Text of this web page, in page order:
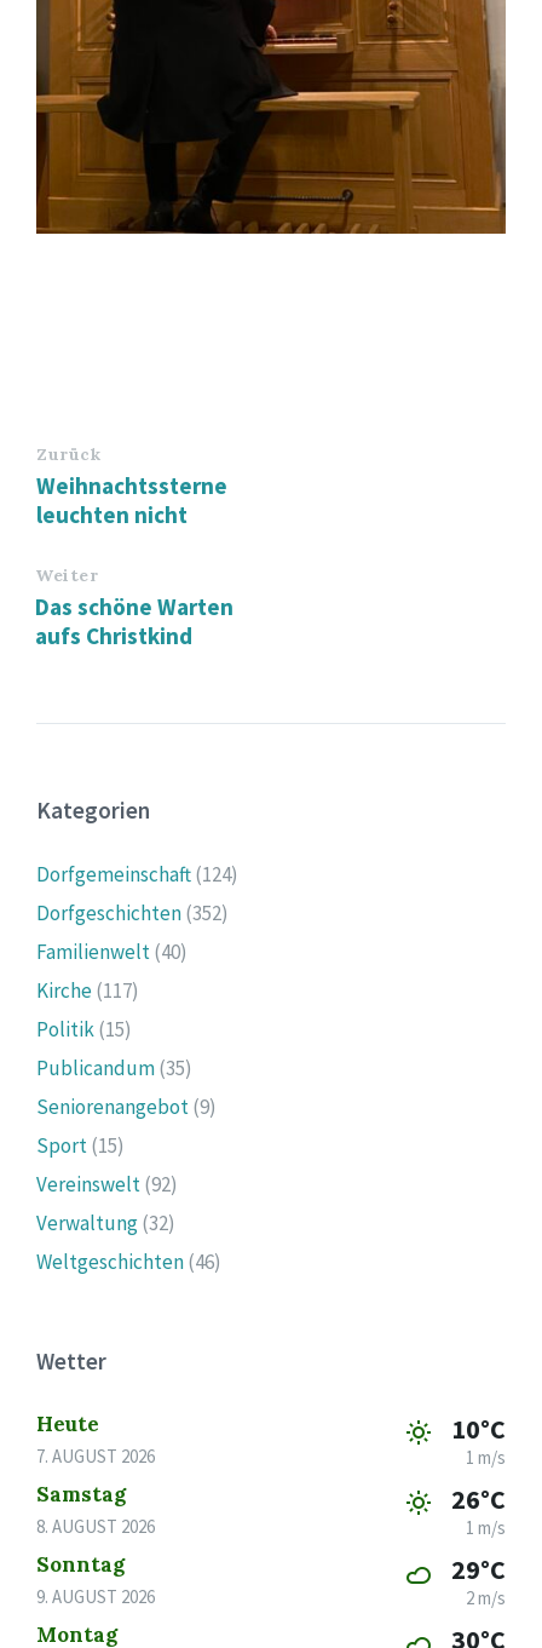
Zurück
Weihnachtssterne
leuchten nicht
Weiter
Das schöne Warten
aufs Christkind
Kategorien
Dorfgemeinschaft(124)
Dorfgeschichten(352)
Familienwelt(40)
Kirche(117)
Politik(15)
Publicandum(35)
Seniorenangebot(9)
Sport(15)
Vereinswelt(92)
Verwaltung(32)
Weltgeschichten(46)
Wetter
Heute
7. AUGUST 2026
10°C
1 m/s
Samstag
8. AUGUST 2026
26°C
1 m/s
Sonntag
9. AUGUST 2026
29°C
2 m/s
Montag 30°C